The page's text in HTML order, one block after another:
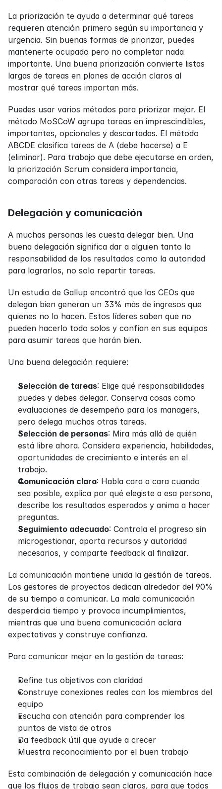
La priorización te ayuda a determinar qué tareas
requieren atención primero según su importancia y
urgencia. Sin buenas formas de priorizar, puedes
mantenerte ocupado pero no completar nada
importante. Una buena priorización convierte listas
largas de tareas en planes de acción claros al
mostrar qué tareas importan más.
Puedes usar varios métodos para priorizar mejor. El
método MoSCoW agrupa tareas en imprescindibles,
importantes, opcionales y descartadas. El método
ABCDE clasifica tareas de A (debe hacerse) a E
(eliminar). Para trabajo que debe ejecutarse en orden,
la priorización Scrum considera importancia,
comparación con otras tareas y dependencias.
Delegación y comunicación
A muchas personas les cuesta delegar bien. Una
buena delegación significa dar a alguien tanto la
responsabilidad de los resultados como la autoridad
para lograrlos, no solo repartir tareas.
Un estudio de Gallup encontró que los CEOs que
delegan bien generan un 33% más de ingresos que
quienes no lo hacen. Estos líderes saben que no
pueden hacerlo todo solos y confían en sus equipos
para asumir tareas que harán bien.
Una buena delegación requiere:
Selección de tareas: Elige qué responsabilidades
puedes y debes delegar. Conserva cosas como
evaluaciones de desempeño para los managers,
pero delega muchas otras tareas.
Selección de personas: Mira más allá de quién
está libre ahora. Considera experiencia, habilidades,
oportunidades de crecimiento e interés en el
trabajo.
Comunicación clara: Habla cara a cara cuando
sea posible, explica por qué elegiste a esa persona,
describe los resultados esperados y anima a hacer
preguntas.
Seguimiento adecuado: Controla el progreso sin
microgestionar, aporta recursos y autoridad
necesarios, y comparte feedback al finalizar.
La comunicación mantiene unida la gestión de tareas.
Los gestores de proyectos dedican alrededor del 90%
de su tiempo a comunicar. La mala comunicación
desperdicia tiempo y provoca incumplimientos,
mientras que una buena comunicación aclara
expectativas y construye confianza.
Para comunicar mejor en la gestión de tareas:
Define tus objetivos con claridad
Construye conexiones reales con los miembros del
equipo
Escucha con atención para comprender los
puntos de vista de otros
Da feedback útil que ayude a crecer
Muestra reconocimiento por el buen trabajo
Esta combinación de delegación y comunicación hace
que los flujos de trabajo sean claros, para que todos